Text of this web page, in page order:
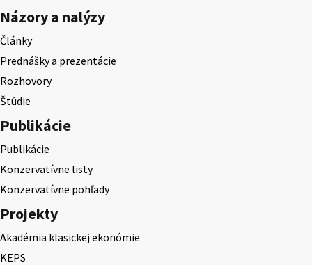
Názory a nalýzy
Články
Prednášky a prezentácie
Rozhovory
Štúdie
Publikácie
Publikácie
Konzervatívne listy
Konzervatívne pohľady
Projekty
Akadémia klasickej ekonómie
KEPS